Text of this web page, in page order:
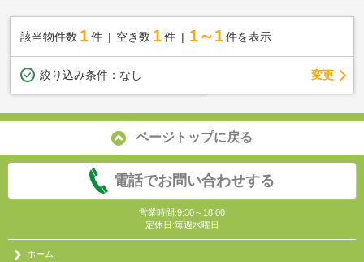
該当物件数 1件 空き数 1 件 1～1 件を表示
絞り込み条件： なし 変更
ページトップに戻る
電話でお問い合わせする
営業時間:9:30～18:00
定休日:毎週水曜日
ホーム